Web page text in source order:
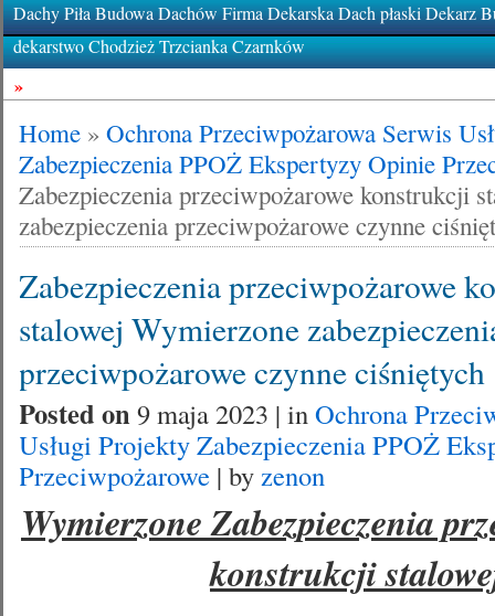
Dachy Piła Budowa Dachów Firma Dekarska Dach płaski Dekarz
dekarstwo Chodzież Trzcianka Czarnków
»
Home »Ochrona Przeciwpożarowa Serwis
Zabezpieczenia PPOŻ Ekspertyzy Opinie
Zabezpieczenia przeciwpożarowe konstrukcji
zabezpieczenia przeciwpożarowe czynne
Zabezpieczenia przeciwpożarowe
stalowej Wymierzone
przeciwpożarowe czynne ciśniętych
Posted on9 maja 2023 | inOchrona
Usługi Projekty Zabezpieczenia PPOŻ
Przeciwpożarowe | byzenon
Wymierzone Zabezpieczenia
konstrukcji